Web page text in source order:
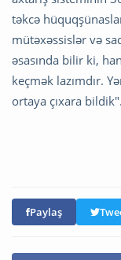
təkcə
mütəxəssislər və
əsasında bilir ki,
keçmək lazımdır.
ortaya çıxara bildik".
Paylaş